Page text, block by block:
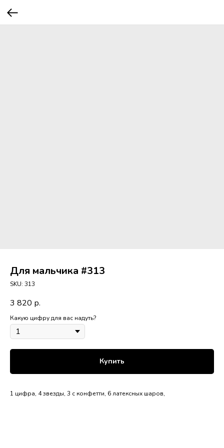
Для мальчика #313
SKU: 313
3 820 р.
Какую цифру для вас надуть?
Купить
1 цифра, 4 звезды, 3 с конфетти, 6 латексных шаров,